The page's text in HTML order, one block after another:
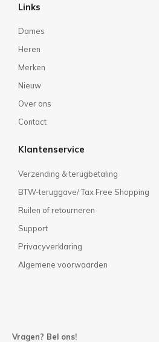
Links
Dames
Heren
Merken
Nieuw
Over ons
Contact
Klantenservice
Verzending & terugbetaling
BTW-teruggave/ Tax Free Shopping
Ruilen of retourneren
Support
Privacyverklaring
Algemene voorwaarden
Vragen? Bel ons!